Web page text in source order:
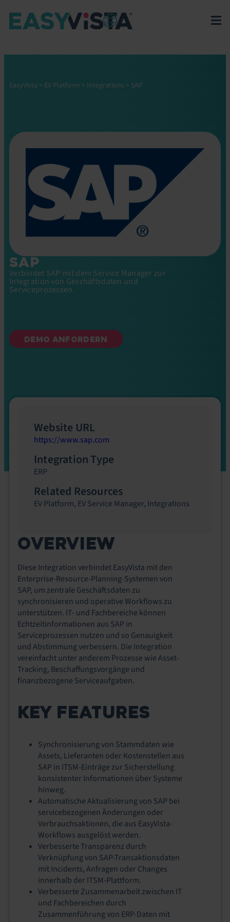
EasyVista > EV Platform > Integrations > SAP
SAP
Verbindet SAP mit dem Service Manager zur
Integration von Geschäftsdaten und
Serviceprozessen.
DEMO ANFORDERN
OVERVIEW
Diese Integration verbindet EasyVista mit den
Enterprise-Resource-Planning-Systemen von
SAP, um zentrale Geschäftsdaten zu
synchronisieren und operative Workflows zu
unterstützen. IT- und Fachbereiche können
Echtzeitinformationen aus SAP in
Serviceprozessen nutzen und so Genauigkeit
und Abstimmung verbessern. Die Integration
vereinfacht unter anderem Prozesse wie Asset-
Tracking, Beschaffungsvorgänge und
finanzbezogene Serviceaufgaben.
KEY FEATURES
Synchronisierung von Stammdaten wie
Assets, Lieferanten oder Kostenstellen aus
SAP in ITSM-Einträge zur Sicherstellung
konsistenter Informationen über Systeme
hinweg.
Automatische Aktualisierung von SAP bei
servicebezogenen Änderungen oder
Verbrauchsaktionen, die aus EasyVista-
Workflows ausgelöst werden.
Verbesserte Transparenz durch
Verknüpfung von SAP-Transaktionsdaten
mit Incidents, Anfragen oder Changes
innerhalb der ITSM-Plattform.
Verbesserte Zusammenarbeit zwischen IT
und Fachbereichen durch
Zusammenführung von ERP-Daten mit
Website URL
https://www.sap.com
Integration Type
ERP
Related Resources
EV Platform, EV Service Manager, Integrations